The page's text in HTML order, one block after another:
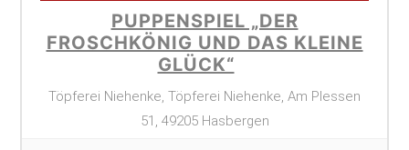
PUPPENSPIEL „DER
FROSCHKÖNIG UND DAS KLEINE
GLÜCK“
Töpferei Niehenke, Töpferei Niehenke, Am Plessen
51, 49205 Hasbergen